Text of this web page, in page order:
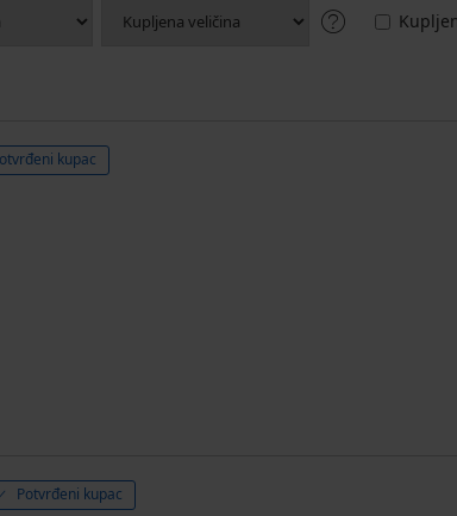
kupac
Potvrđeni kupac